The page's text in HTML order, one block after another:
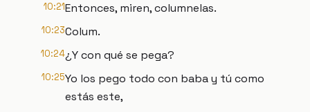
10:21Entonces, miren, columnelas.
10:23Colum.
10:24¿Y con qué se pega?
10:25Yo los pego todo con baba y tú como
estás este,